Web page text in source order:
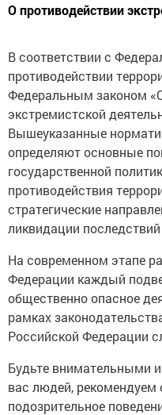
О противодействии
B соответствии с
противодействии
Федеральным законом
экстремистской
Вышеуказанные
определяют основные
государственной
противодействия
стратегические
ликвидации
На современном этапе
Федерации каждый
общественно опасное
рамках
Российской Федерации
Будьте внимательными
вас людей,
подозрительное